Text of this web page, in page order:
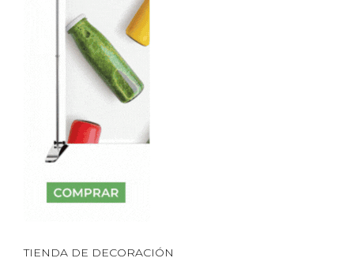
TIENDA DE DECORACIÓN